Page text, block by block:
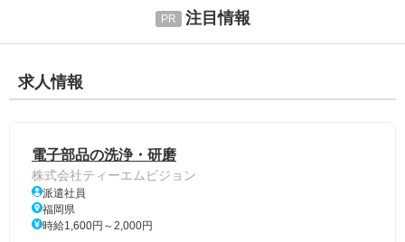
注目情報
求人情報
電子部品の洗浄・研磨
株式会社ティーエムビジョン
派遣社員
福岡県
時給1,600円～2,000円